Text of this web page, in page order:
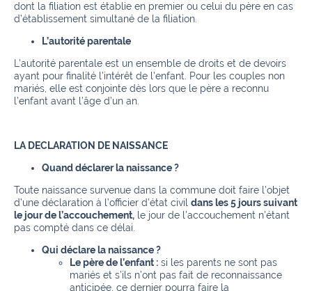
dont la filiation est établie en premier ou celui du père en cas
d’établissement simultané de la filiation.
L’autorité parentale
L’autorité parentale est un ensemble de droits et de devoirs
ayant pour finalité l’intérêt de l’enfant. Pour les couples non
mariés, elle est conjointe dès lors que le père a reconnu
l’enfant avant l’âge d’un an.
LA DECLARATION DE NAISSANCE
Quand déclarer la naissance ?
Toute naissance survenue dans la commune doit faire l’objet
d’une déclaration à l’officier d’état civil dans les 5 jours suivant
le jour de l’accouchement, le jour de l’accouchement n’étant
pas compté dans ce délai.
Qui déclare la naissance ?
Le père de l’enfant : si les parents ne sont pas
mariés et s’ils n’ont pas fait de reconnaissance
anticipée, ce dernier pourra faire la